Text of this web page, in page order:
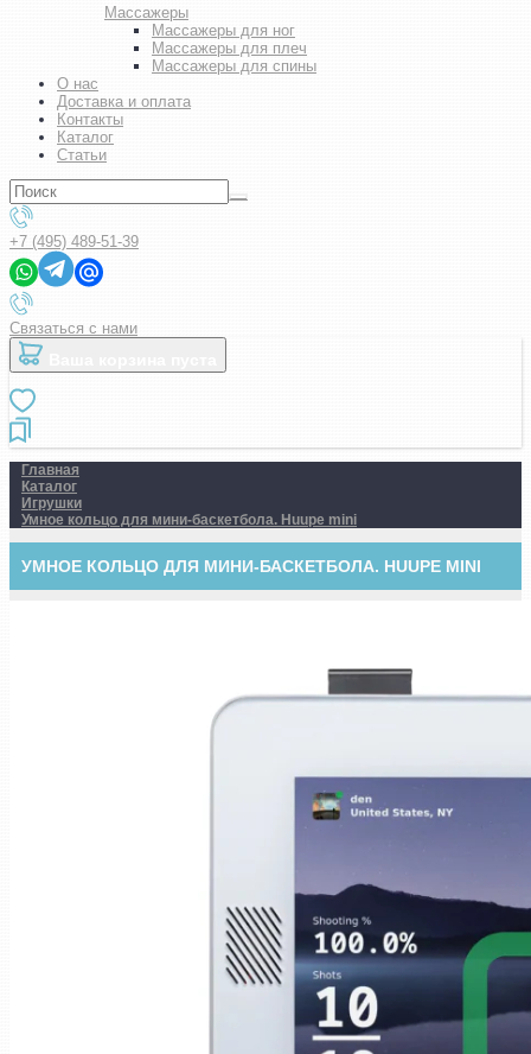
Массажеры
Массажеры для ног
Массажеры для плеч
Массажеры для спины
О нас
Доставка и оплата
Контакты
Каталог
Статьи
+7 (495) 489-51-39
Связаться с нами
Главная
Каталог
Игрушки
Умное кольцо для мини-баскетбола. Huupe mini
УМНОЕ КОЛЬЦО ДЛЯ МИНИ-БАСКЕТБОЛА. HUUPE MINI